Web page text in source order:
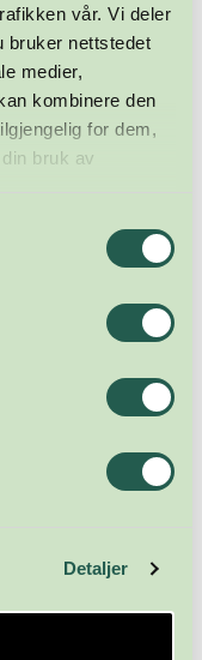
vår. Vi deler
bruker nettstedet
medier,
kombinere den
for dem,
bruk av
Detaljer
Abonner